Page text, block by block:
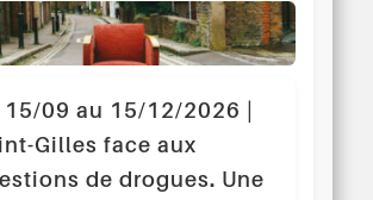
15/09 au 15/12/2026 |
Gilles face aux
de drogues. Une